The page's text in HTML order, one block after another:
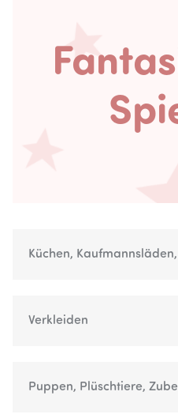
Küchen,
Verkleiden
Puppen, Plüschtiere,